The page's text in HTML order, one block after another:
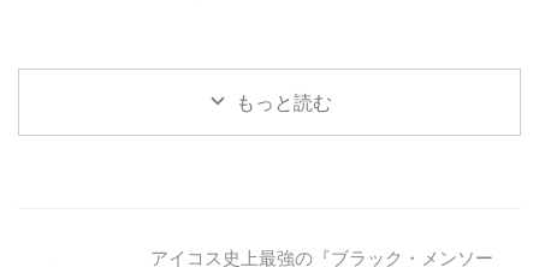
もっと読む
アイコス史上最強の『ブラック・メンソー